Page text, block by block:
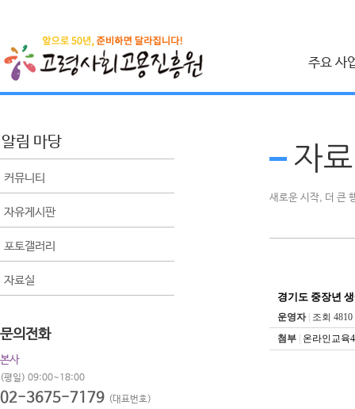
주요 사
건설근로자 취업
사회공헌 사업
생애 설계 컨설팅
알림 마당
커뮤니티
자유게시판
포토갤러리
자료실
문의전화
본사
(평일) 09:00~18:00
02-3675-7179 (대표번호)
자
새로운 시작, 더 큰
경기도 중장년
운영자
조회 4810
첨부
온라인교육